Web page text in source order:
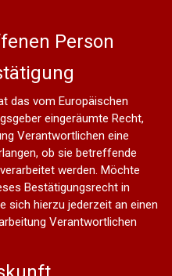
Person
das vom Europäischen
eingeräumte Recht,
Verantwortlichen eine
ob sie betreffende
werden. Möchte
Bestätigungsrecht in
sich hierzu jederzeit an einen
Verantwortlichen